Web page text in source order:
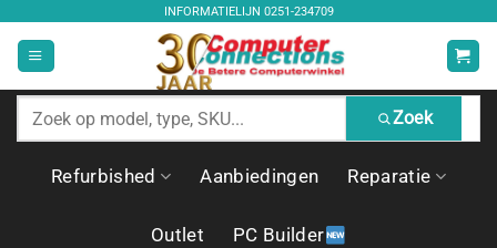
inhoud
INFORMATIELIJN 0251-234709
Zoek
producten
Zoek
Refurbished Aanbiedingen Reparatie
Outlet PC Builder